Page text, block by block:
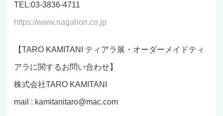
TEL:03-3836-4711
https://www.nagahori.co.jp
【TARO KAMITANI ティアラ展・オーダーメイドティ
アラに関するお問い合わせ】
株式会社TARO KAMITANI
mail : kamitanitaro@mac.com